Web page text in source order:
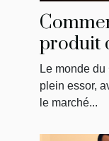
produit
acheter
Le monde
plein essor,
le marché...